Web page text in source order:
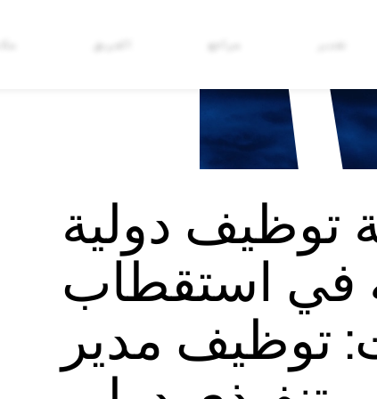
مراجع الفريق
توظيف دولية
استقطاب
توظيف مدير